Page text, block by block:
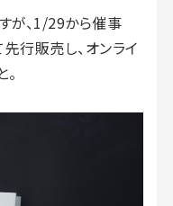
が、1/29から催事
先行販売し、オンライ